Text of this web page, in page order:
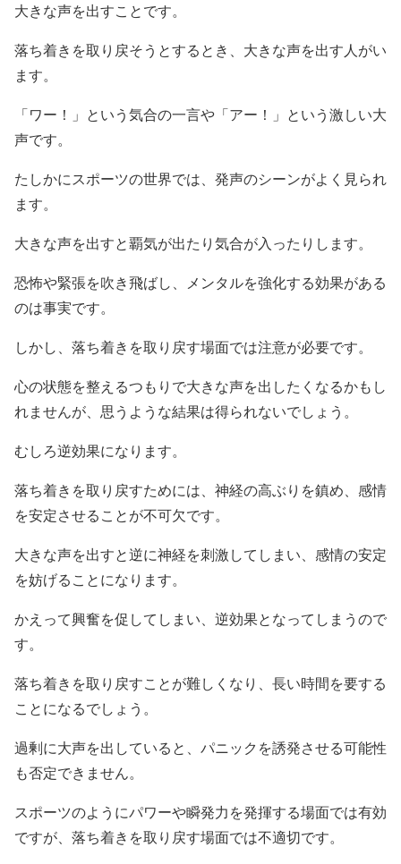
大きな声を出すことです。
落ち着きを取り戻そうとするとき、大きな声を出す人がい
ます。
「ワー！」という気合の一言や「アー！」という激しい大
声です。
たしかにスポーツの世界では、発声のシーンがよく見られ
ます。
大きな声を出すと覇気が出たり気合が入ったりします。
恐怖や緊張を吹き飛ばし、メンタルを強化する効果がある
のは事実です。
しかし、落ち着きを取り戻す場面では注意が必要です。
心の状態を整えるつもりで大きな声を出したくなるかもし
れませんが、思うような結果は得られないでしょう。
むしろ逆効果になります。
落ち着きを取り戻すためには、神経の高ぶりを鎮め、感情
を安定させることが不可欠です。
大きな声を出すと逆に神経を刺激してしまい、感情の安定
を妨げることになります。
かえって興奮を促してしまい、逆効果となってしまうので
す。
落ち着きを取り戻すことが難しくなり、長い時間を要する
ことになるでしょう。
過剰に大声を出していると、パニックを誘発させる可能性
も否定できません。
スポーツのようにパワーや瞬発力を発揮する場面では有効
ですが、落ち着きを取り戻す場面では不適切です。